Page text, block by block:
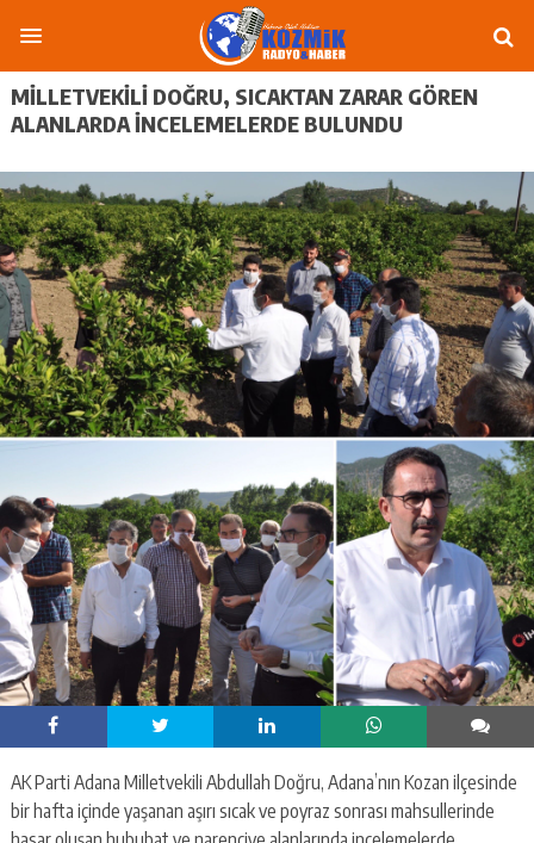
MILLETVEKILI DOĞRU, SICAKTAN ZARAR GÖREN
ALANLARDA INCELEMELERDE BULUNDU
AK Parti Adana Milletvekili Abdullah Doğru, Adana’nın Kozan ilçesinde
bir hafta içinde yaşanan aşırı sıcak ve poyraz sonrası mahsullerinde